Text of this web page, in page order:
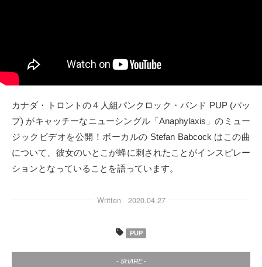
ト
クト
SOCIAL
Twitter
カナダ・トロントの４人組パンクロック・バンド PUP (パッ
プ) がキャッチーなニューシングル「Anaphylaxis」のミュー
ジックビデオを公開！ボーカルの Stefan Babcock はこの曲
について、彼女のいとこが蜂に刺されたことがインスピレー
ションとなっていることを語っています。
Written 2020.04.27
PUP
- SHARE -